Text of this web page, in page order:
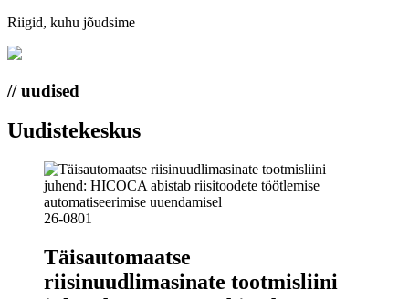
Riigid, kuhu jõudsime
// uudised
Uudistekeskus
26-0801
Täisautomaatse
riisinuudlimasinate tootmisliini